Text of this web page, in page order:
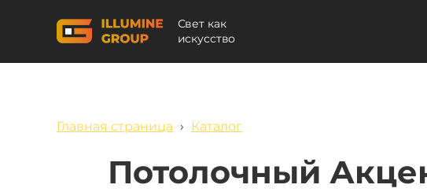
Свет как
искусство
Главная страница › Каталог
Потолочный